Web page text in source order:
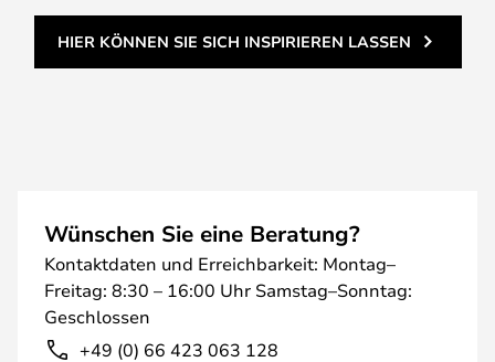
HIER KÖNNEN SIE SICH INSPIRIEREN LASSEN
Wünschen Sie eine Beratung?
Kontaktdaten und Erreichbarkeit: Montag–
Freitag: 8:30 – 16:00 Uhr Samstag–Sonntag:
Geschlossen
+49 (0) 66 423 063 128